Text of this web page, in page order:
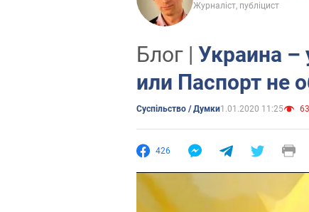
Журналіст, публіцист
Блог | Украина
или Паспорт не
Суспільство / Думки1.01.2020 11:25
426